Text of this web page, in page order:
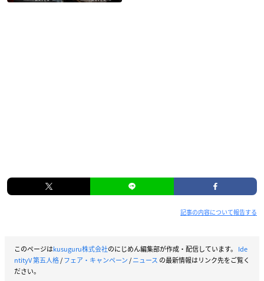
記事の内容について報告する
このページはkusuguru株式会社のにじめん編集部が作成・配信しています。 Ide
ntityV 第五人格/フェア・キャンペーン/ニュース の最新情報はリンク先をご覧く
ださい。